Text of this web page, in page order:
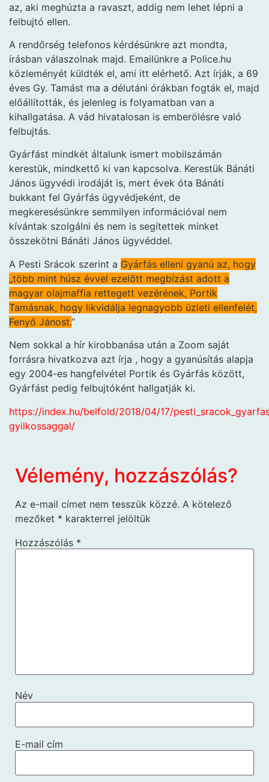
az, aki meghúzta a ravaszt, addig nem lehet lépni a
felbujtó ellen.
A rendőrség telefonos kérdésünkre azt mondta,
írásban válaszolnak majd. Emailünkre a Police.hu
közleményét küldték el, ami itt elérhető. Azt írják, a 69
éves Gy. Tamást ma a délutáni órákban fogták el, majd
előállították, és jelenleg is folyamatban van a
kihallgatása. A vád hivatalosan is emberölésre való
felbujtás.
Gyárfást mindkét általunk ismert mobilszámán
kerestük, mindkettő ki van kapcsolva. Kerestük Bánáti
János ügyvédi irodáját is, mert évek óta Bánáti
bukkant fel Gyárfás ügyvédjeként, de
megkeresésünkre semmilyen információval nem
kívántak szolgálni és nem is segítettek minket
összekötni Bánáti János ügyvéddel.
A Pesti Srácok szerint a Gyárfás elleni gyanú az, hogy
„több mint húsz évvel ezelőtt megbízást adott a
magyar olajmaffia rettegett vezérének, Portik
Tamásnak, hogy likvidálja legnagyobb üzleti ellenfelét,
Fenyő Jánost.”
Nem sokkal a hír kirobbanása után a Zoom saját
forrásra hivatkozva azt írja , hogy a gyanúsítás alapja
egy 2004-es hangfelvétel Portik és Gyárfás között,
Gyárfást pedig felbujtóként hallgatják ki.
https://index.hu/belfold/2018/04/17/
gyilkossaggal/
Vélemény, hozzászólás?
Az e-mail címet nem tesszük közzé. A kötelező
mezőket * karakterrel jelöltük
Hozzászólás *
Név
E-mail cím